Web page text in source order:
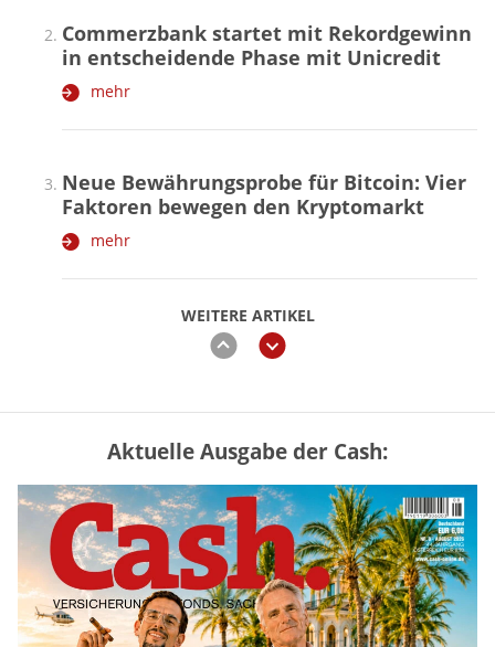
WEITERE ARTIKEL
zurückweiter
Commerzbank startet mit Rekordgewinn
in entscheidende Phase mit Unicredit
mehr
Neue Bewährungsprobe für Bitcoin: Vier
Faktoren bewegen den Kryptomarkt
mehr
Mütterrente III Tabelle: So viel Renten-
Nachzahlung ist pro Kind möglich
mehr
„Jung kauft Alt“ 2026: Neue Förderung im
Überblick – Tabelle mit Kreditbeträgen
Aktuelle Ausgabe der Cash: